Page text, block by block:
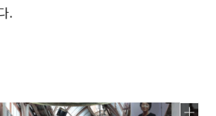
.